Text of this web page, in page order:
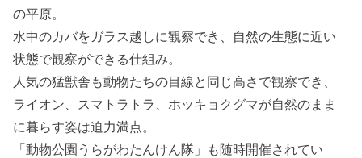
の平原。
水中のカバをガラス越しに観察でき、自然の生態に近い
状態で観察ができる仕組み。
人気の猛獣舎も動物たちの目線と同じ高さで観察でき、
ライオン、スマトラトラ、ホッキョクグマが自然のまま
に暮らす姿は迫力満点。
「動物公園うらがわたんけん隊」も随時開催されてい